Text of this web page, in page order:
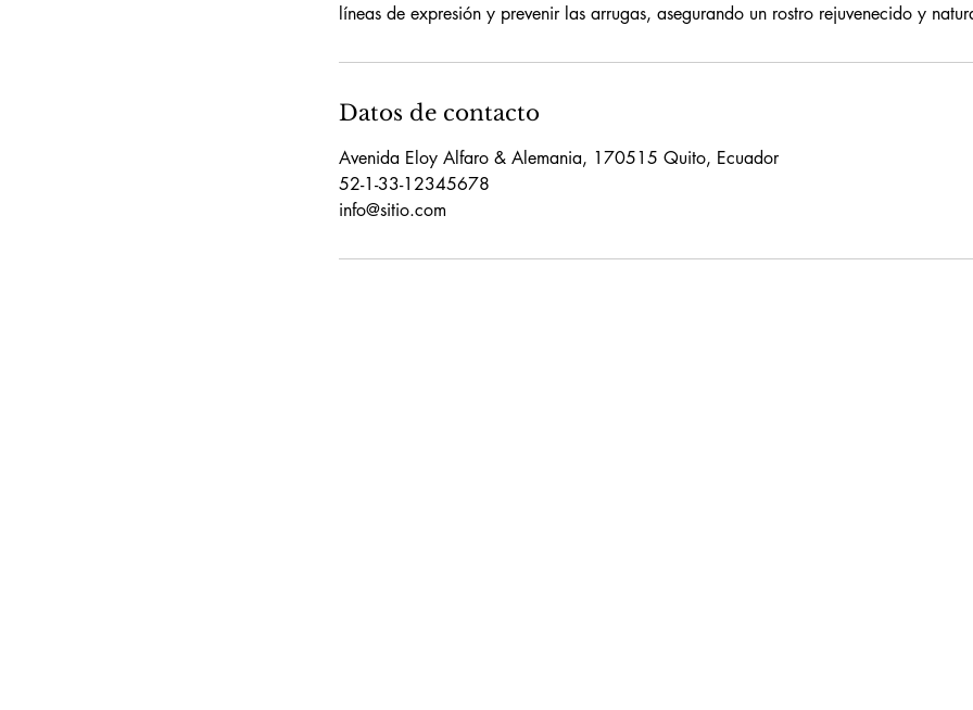
líneas de expresión y prevenir las arrugas, asegurando un rostro rejuvenecido y
Datos de contacto
Avenida Eloy Alfaro & Alemania, 170515 Quito, Ecuador
52-1-33-12345678
info@sitio.com